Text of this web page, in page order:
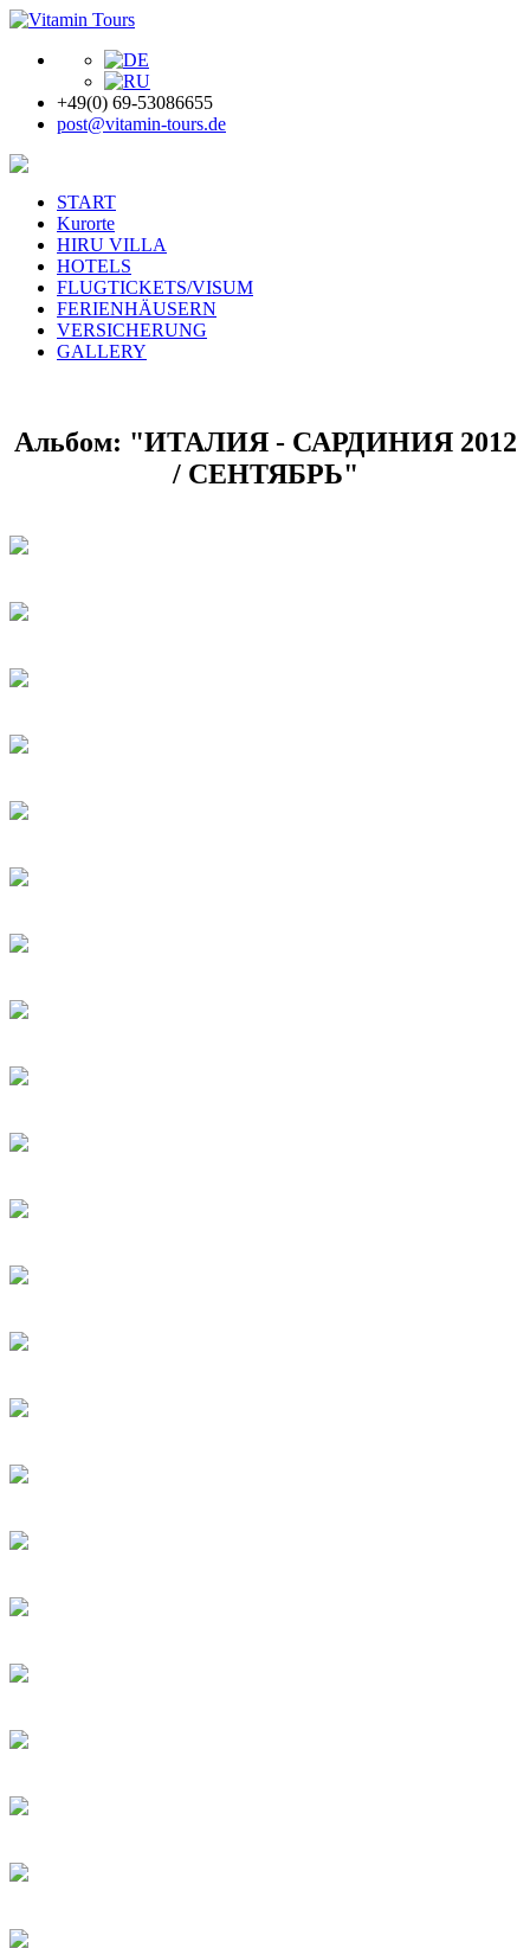
+49(0) 69-53086655
post@vitamin-tours.de
START
Kurorte
HIRU VILLA
HOTELS
FLUGTICKETS/VISUM
FERIENHÄUSERN
VERSICHERUNG
GALLERY
Альбом: "ИТАЛИЯ - САРДИНИЯ 2012
/ СЕНТЯБРЬ"